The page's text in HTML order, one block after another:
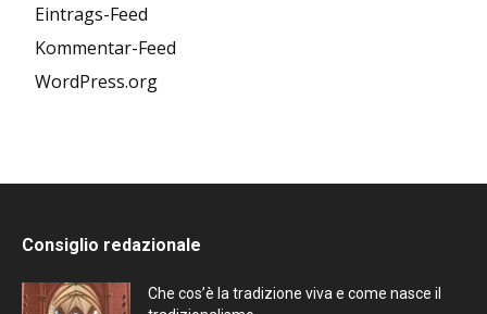
Eintrags-Feed
Kommentar-Feed
WordPress.org
Consiglio redazionale
Che cos’è la tradizione viva e come nasce il